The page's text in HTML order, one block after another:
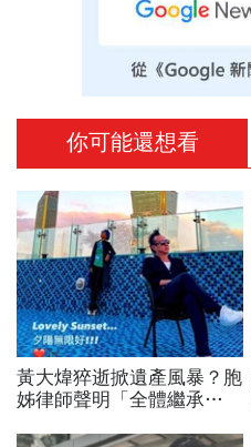
你可能還想看
黃大煒猝逝掀遺產風暴？胞
姊律師聲明「全體繼承